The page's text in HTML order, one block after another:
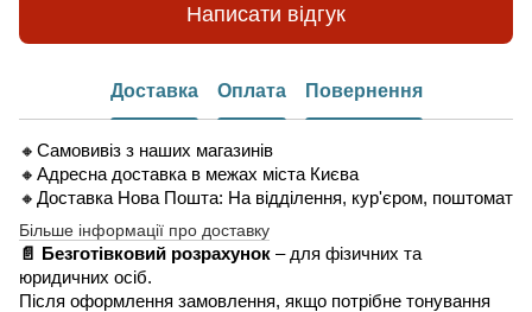
Написати відгук
Доставка Оплата Повернення
🔸Самовивіз з наших магазинів
🔸Адресна доставка в межах міста Києва
🔸Доставка Нова Пошта: На відділення, кур'єром, поштомат
Більше інформації про доставку
📄 Безготівковий розрахунок – для фізичних та
юридичних осіб.
Після оформлення замовлення, якщо потрібне тонування